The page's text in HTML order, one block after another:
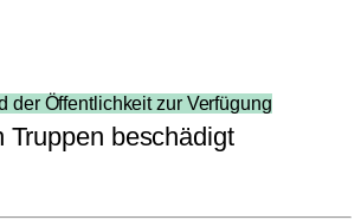
der Öffentlichkeit zur Verfügung
beschädigt